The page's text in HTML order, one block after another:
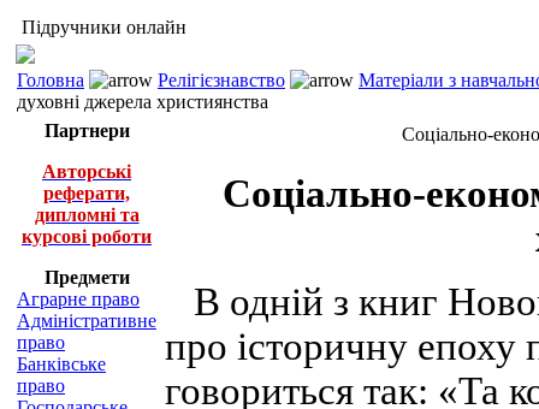
Підручники онлайн
Головна Релігієзнавство
Матеріали з
духовні джерела християнства
Партнери
Авторські
реферати,
дипломні та
курсові роботи
Предмети
Аграрне право
Адміністративне
право
Банківське
право
Соціально-
Соціально-
В одній з книг
про історичну
говориться так: «Та